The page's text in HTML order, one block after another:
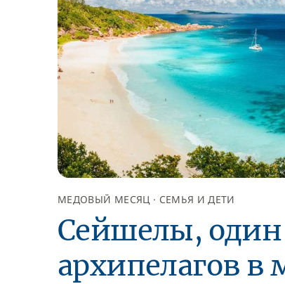
МЕДОВЫЙ МЕСЯЦ СЕМЬЯ И ДЕТИ
Сейшелы,
архипелагов в